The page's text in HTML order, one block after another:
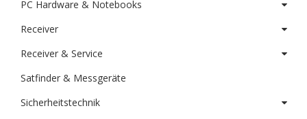
PC Hardware & Notebooks
Receiver
Receiver & Service
Satfinder & Messgeräte
Sicherheitstechnik